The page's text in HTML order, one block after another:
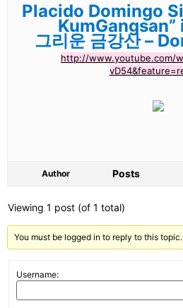
Placido Domingo
KumGangsan”
그리운 금강산 –
http://www.youtube.com/
Author Posts
Viewing 1 post (of 1 total)
You must be logged in to reply to this topic.
Username: